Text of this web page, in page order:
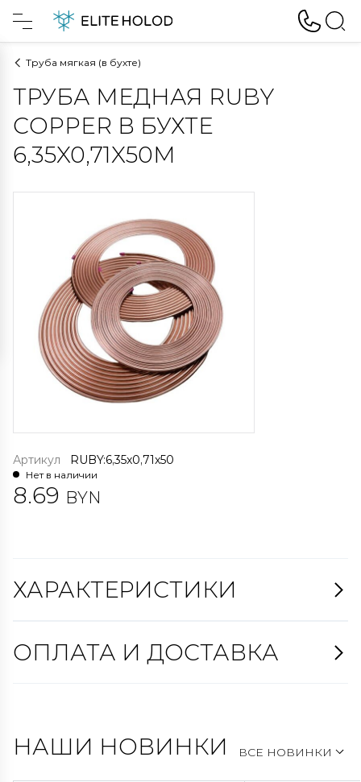
Труба мягкая (в бухте)
ТРУБА МЕДНАЯ RUBY
COPPER В БУХТЕ
6,35X0,71X50M
Артикул RUBY:6,35x0,71x50
Нет в наличии
8.69 BYN
ХАРАКТЕРИСТИКИ
ОПЛАТА И ДОСТАВКА
НАШИ НОВИНКИ ВСЕ НОВИНКИ